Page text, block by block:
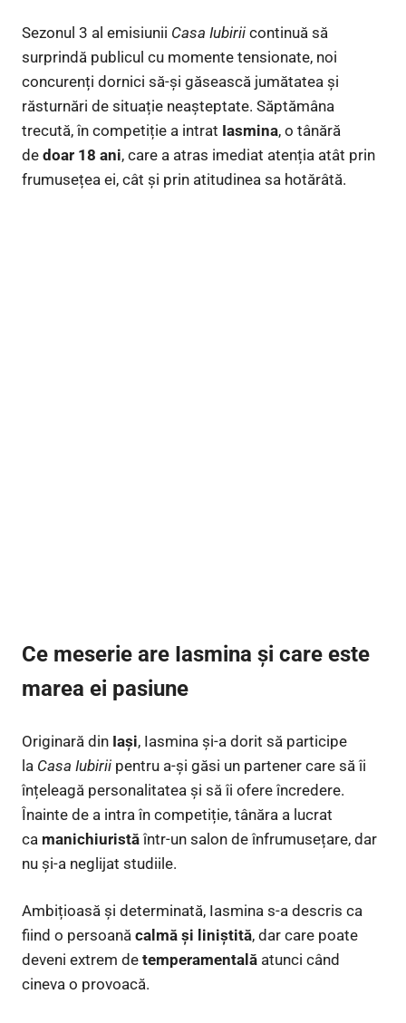
Sezonul 3 al emisiunii Casa Iubirii continuă să
surprindă publicul cu momente tensionate, noi
concurenți dornici să-și găsească jumătatea și
răsturnări de situație neașteptate. Săptămâna
trecută, în competiție a intrat Iasmina, o tânără
de doar 18 ani, care a atras imediat atenția atât prin
frumusețea ei, cât și prin atitudinea sa hotărâtă.
Ce meserie are Iasmina și care este
marea ei pasiune
Originară din Iași, Iasmina și-a dorit să participe
la Casa Iubirii pentru a-și găsi un partener care să îi
înțeleagă personalitatea și să îi ofere încredere.
Înainte de a intra în competiție, tânăra a lucrat
ca manichiuristăîntr-un salon de înfrumusețare, dar
nu și-a neglijat studiile.
Ambițioasă și determinată, Iasmina s-a descris ca
fiind o persoană calmă și liniștită, dar care poate
deveni extrem de temperamentală atunci când
cineva o provoacă.